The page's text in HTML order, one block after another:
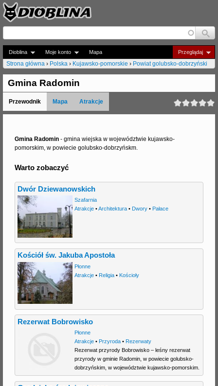
Jump to navigation
Dioblina Moje konto Przeglądaj
Mapa
J
e
s
Strona główna › Polska › Kujawsko-pomorskie › Powiat golubsko-dobrzyński
Gmina Radomin
Przewodnik Mapa Atrakcje
Gmina Radomin - gmina wiejska w województwie kujawsko-
pomorskim, w powiecie golubsko-dobrzyńskm.
Warto zobaczyć
Dwór Dziewanowskich
Szafarnia
Atrakcje•Architektura• Dwory• Pałace
Kościół św. Jakuba Apostoła
Płonne
Atrakcje• Religia• Kościoły
Rezerwat Bobrowisko
Płonne
Atrakcje• Przyroda• Rezerwaty
Rezerwat przyrody Bobrowisko – leśny rezerwat
przyrody w gminie Radomin, w powiecie golubsko-
dobrzyńskim, w województwie kujawsko-pomorskim.